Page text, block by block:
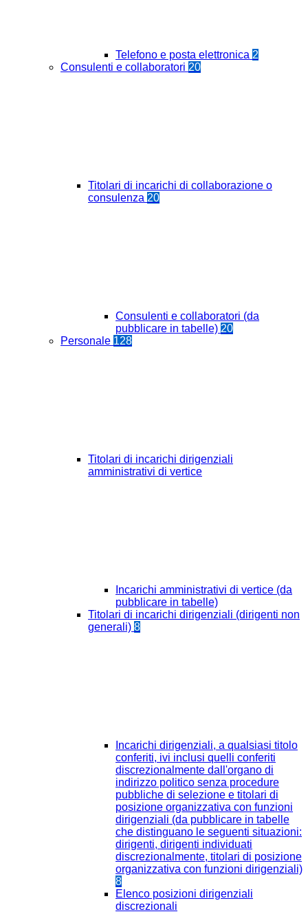
Telefono e posta elettronica 2
Consulenti e collaboratori 20
Titolari di incarichi di collaborazione o
consulenza 20
Consulenti e collaboratori (da
pubblicare in tabelle) 20
Personale 128
Titolari di incarichi dirigenziali
amministrativi di vertice
Incarichi amministrativi di vertice (da
pubblicare in tabelle)
Titolari di incarichi dirigenziali (dirigenti non
generali) 8
Incarichi dirigenziali, a qualsiasi titolo
conferiti, ivi inclusi quelli conferiti
discrezionalmente dall'organo di
indirizzo politico senza procedure
pubbliche di selezione e titolari di
posizione organizzativa con funzioni
dirigenziali (da pubblicare in tabelle
che distinguano le seguenti situazioni:
dirigenti, dirigenti individuati
discrezionalmente, titolari di posizione
organizzativa con funzioni dirigenziali)
8
Elenco posizioni dirigenziali
discrezionali